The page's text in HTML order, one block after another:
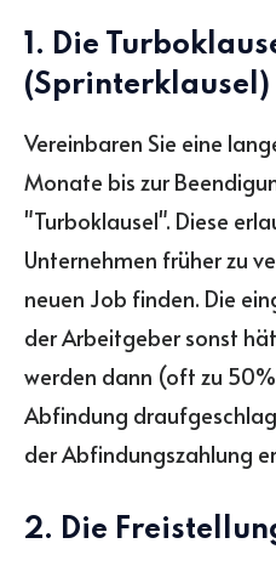
1. Die
(Sprinterklausel)
Vereinbaren Sie eine
Monate bis zur
"Turboklausel". Diese
Unternehmen früher zu
neuen Job finden. Die
der Arbeitgeber sonst
werden dann (oft zu
Abfindung
der Abfindungszahlung
2. Die